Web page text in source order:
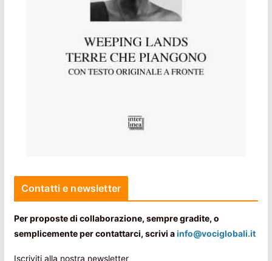
Contatti e newsletter
Per proposte di collaborazione, sempre gradite, o
semplicemente per contattarci, scrivi ainfo@vociglobali.it
Iscriviti alla nostra newsletter